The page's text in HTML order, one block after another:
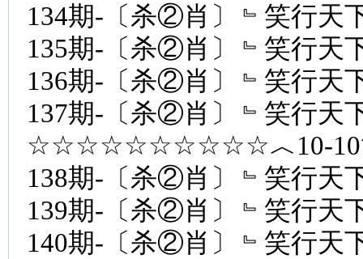
134期-〔杀②肖〕﹄笑行天
135期-〔杀②肖〕﹄笑行天
136期-〔杀②肖〕﹄笑行天
137期-〔杀②肖〕﹄笑行天
☆☆☆☆☆☆☆☆☆☆︿10-
138期-〔杀②肖〕﹄笑行天
139期-〔杀②肖〕﹄笑行天
140期-〔杀②肖〕﹄笑行天